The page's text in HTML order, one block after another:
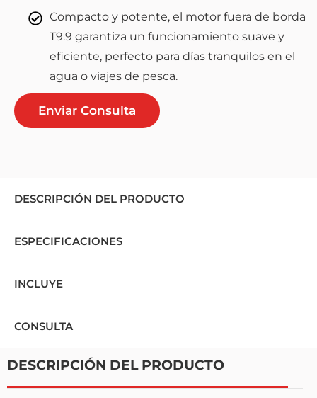
Compacto y potente, el motor fuera de borda
T9.9 garantiza un funcionamiento suave y
eficiente, perfecto para días tranquilos en el
agua o viajes de pesca.
Enviar Consulta
DESCRIPCIÓN DEL PRODUCTO
ESPECIFICACIONES
INCLUYE
CONSULTA
DESCRIPCIÓN DEL PRODUCTO